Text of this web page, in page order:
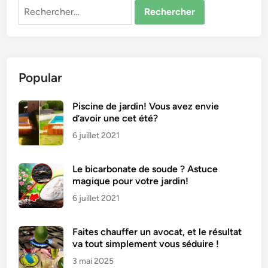
Rechercher :
Popular
Piscine de jardin! Vous avez envie
d’avoir une cet été?
6 juillet 2021
Le bicarbonate de soude ? Astuce
magique pour votre jardin!
6 juillet 2021
Faites chauffer un avocat, et le résultat
va tout simplement vous séduire !
3 mai 2025